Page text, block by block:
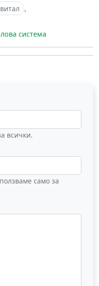
,
система
всички.
само за